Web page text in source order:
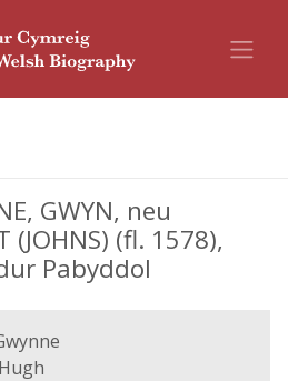
GWYN, neu
(JOHNS) (fl. 1578),
Pabyddol